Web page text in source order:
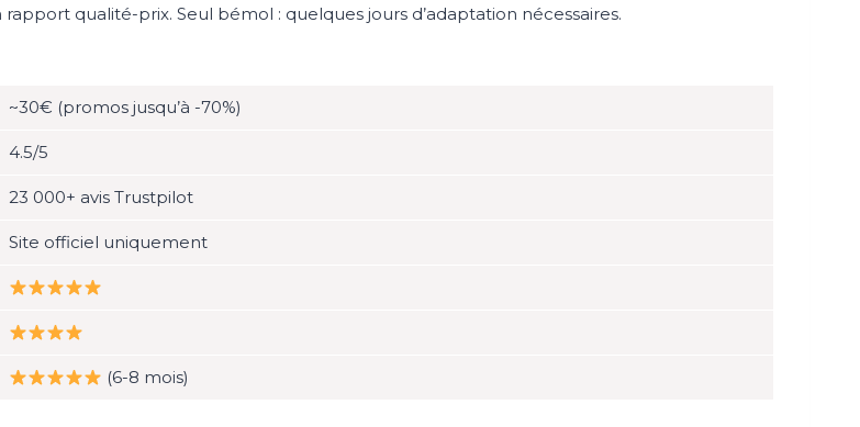
qualité-prix. Seul bémol : quelques jours d’adaptation nécessaires.
~30€ (promos jusqu’à -70%)
4.5/5
23 000+ avis Trustpilot
Site officiel uniquement
(6-8 mois)